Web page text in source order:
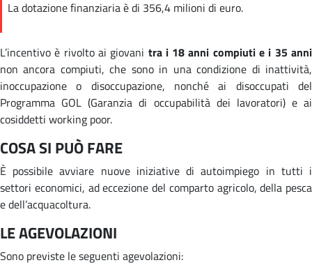
La dotazione finanziaria è di 356,4 milioni di euro.
L’incentivo è rivolto ai giovani tra i 18 anni compiuti e i 35 anni
non ancora compiuti, che sono in una condizione di inattività,
inoccupazione o disoccupazione, nonché ai disoccupati del
Programma GOL (Garanzia di occupabilità dei lavoratori) e ai
cosiddetti working poor.
COSA SI PUÒ FARE
È possibile avviare nuove iniziative di autoimpiego in tutti i
settori economici, ad eccezione del comparto agricolo, della pesca
e dell’acquacoltura.
LE AGEVOLAZIONI
Sono previste le seguenti agevolazioni: